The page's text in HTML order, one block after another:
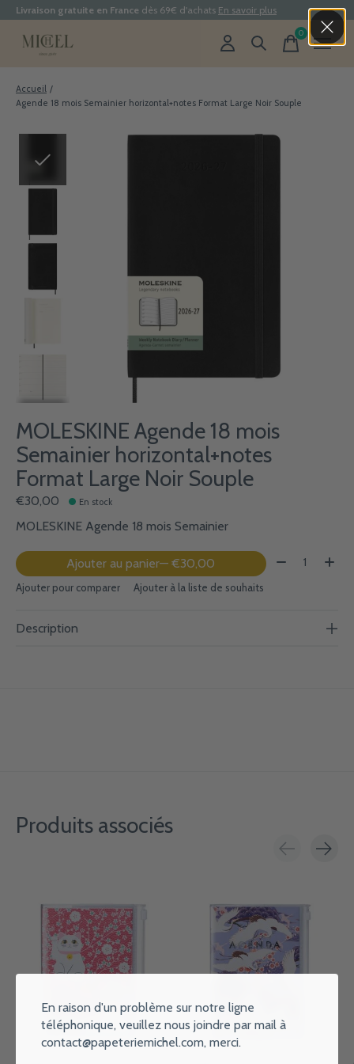
Livraison gratuite en France dès 69€ d'achats En savoir plus
0items
Accueil /
Agende 18 mois Semainier horizontal+notes Format Large Noir Souple
Slideshow Items
MOLESKINE Agende 18 mois
Semainier horizontal+notes
Format Large Noir Souple
€30,00 En stock
MOLESKINE Agende 18 mois Semainier
Ajouter au panier — €30,00 Quantité:
Ajouter pour comparer Ajouter à la liste de souhaits
Description
Produits associés
En raison d'un problème sur notre ligne
téléphonique, veuillez nous joindre par mail à
contact@papeteriemichel.com, merci.